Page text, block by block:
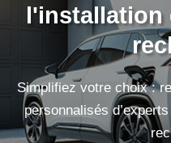
l'installation
Simplifiez votre choix :
personnalisés